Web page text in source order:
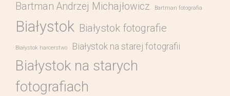
Bartman Andrzej Michajłowicz Bartman fotografia
Białystok Białystok fotografie
Białystok harcerstwo Białystok na starej fotografii
Białystok na starych
fotografiach